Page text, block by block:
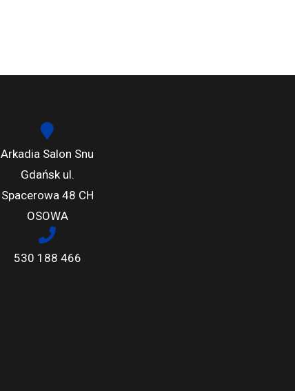
Arkadia Salon Snu
Gdańsk ul.
Spacerowa 48 CH
OSOWA
530 188 466